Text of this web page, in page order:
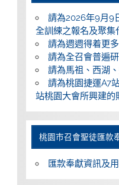
請為2026年9月9
全訓練之報名及聚集
請為週週得着更
請為全召會普遍
請為馬祖、西湖
請為桃園捷運A7
站桃園大會所興建的
桃園巿召會聖徒匯款
匯款奉獻資訊及